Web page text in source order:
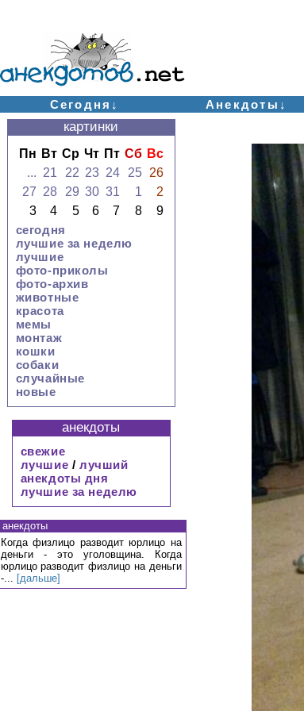
Сегодня↓ Анекдоты↓
картинки
Пн Вт Ср Чт Пт Сб Вс
... 21 22 23 24 25
26
27 28 29 30 31 1
2
3
4 5 6 7 8
9
сегодня
лучшие за неделю
лучшие
фото-приколы
фото-архив
животные
красота
мемы
монтаж
кошки
собаки
случайные
новые
анекдоты
свежие
лучшие / лучший
анекдоты дня
лучшие за неделю
анекдоты
Когда физлицо разводит юрлицо на
деньги - это уголовщина. Когда
юрлицо разводит физлицо на деньги
-... [дальше]